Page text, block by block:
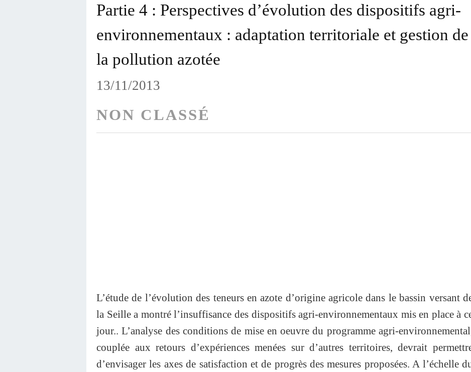
Partie 4 : Perspectives d’évolution des dispositifs agri-
environnementaux : adaptation territoriale et gestion de
la pollution azotée
13/11/2013
NON CLASSÉ
L’étude de l’évolution des teneurs en azote d’origine agricole dans le bassin versant
la Seille a montré l’insuffisance des dispositifs agri-environnementaux mis en place à
jour.. L’analyse des conditions de mise en oeuvre du programme agri-
couplée aux retours d’expériences menées sur d’autres territoires, devrait
d’envisager les axes de satisfaction et de progrès des mesures proposées. A l’échelle